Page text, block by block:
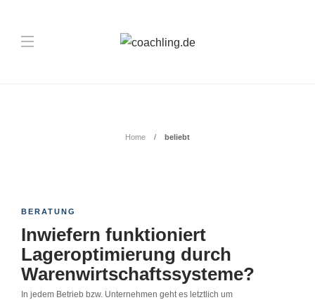
Home beliebt
BERATUNG
Inwiefern funktioniert
Lageroptimierung durch
Warenwirtschaftssysteme?
In jedem Betrieb bzw. Unternehmen geht es letztlich um